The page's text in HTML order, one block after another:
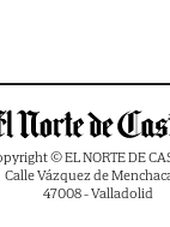
© EL NORTE DE
Calle Vázquez de
47008 - Valladolid